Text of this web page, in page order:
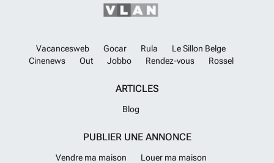
Vacancesweb Gocar Rula
Le Sillon Belge
Cinenews
Out Jobbo Rendez-vous Rossel
ARTICLES
Blog
PUBLIER UNE ANNONCE
Vendre ma maison
Louer ma maison